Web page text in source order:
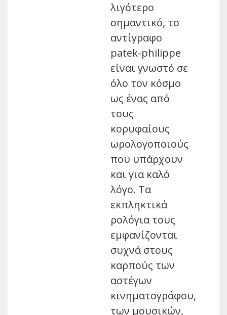
λιγότερο
σημαντικό, το
αντίγραφο
patek-philippe
είναι γνωστό σε
όλο τον κόσμο
ως ένας από
τους
κορυφαίους
ωρολογοποιούς
που υπάρχουν
και για καλό
λόγο. Τα
εκπληκτικά
ρολόγια τους
εμφανίζονται
συχνά στους
καρπούς των
αστέγων
κινηματογράφου,
των μουσικών,